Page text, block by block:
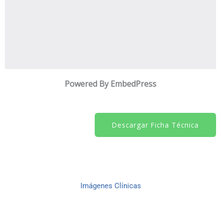
Powered By EmbedPress
Descargar Ficha Técnica
Imágenes Clínicas